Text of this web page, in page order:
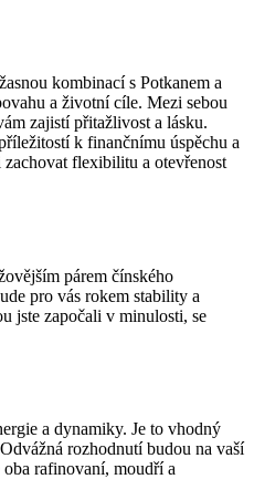
kombinací s Potkanem a
a životní cíle. Mezi sebou
zajistí přitažlivost a lásku.
k finančnímu úspěchu a
flexibilitu a otevřenost
párem čínského
pro vás rokem stability a
jste započali v minulosti, se
a dynamiky. Je to vhodný
rozhodnutí budou na vaší
oba rafinovaní, moudří a